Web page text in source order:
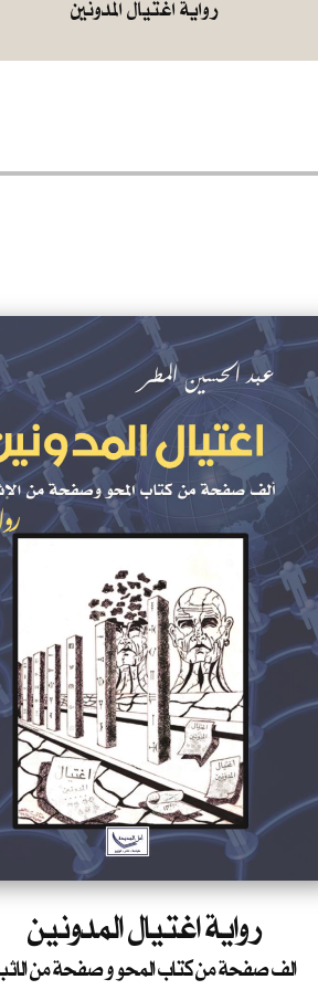
رواية اغتيال المدونين
الف صفحة من كتاب المحو و صفحة من الاثبات